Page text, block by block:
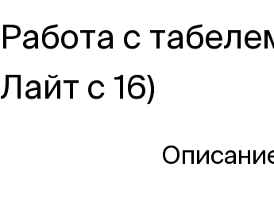
Работа с
Лайт с 16)